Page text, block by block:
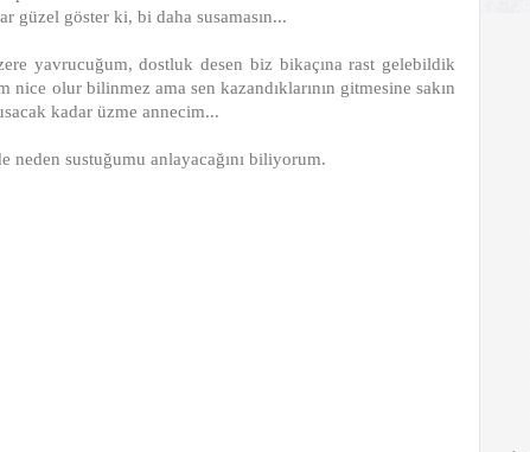
güzel göster ki, bi daha susamasın...
yavrucuğum, dostluk desen biz bikaçına rast gelebildik
nice olur bilinmez ama sen kazandıklarının gitmesine sakın
kadar üzme annecim...
neden sustuğumu anlayacağını biliyorum.